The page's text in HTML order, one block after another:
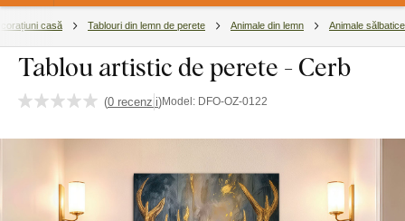
casă Tablouri din lemn de perete Animale din lemn Animale sălbatice
Tablou artistic de perete - Cerb
(0 recenzii)Model: DFO-OZ-0122